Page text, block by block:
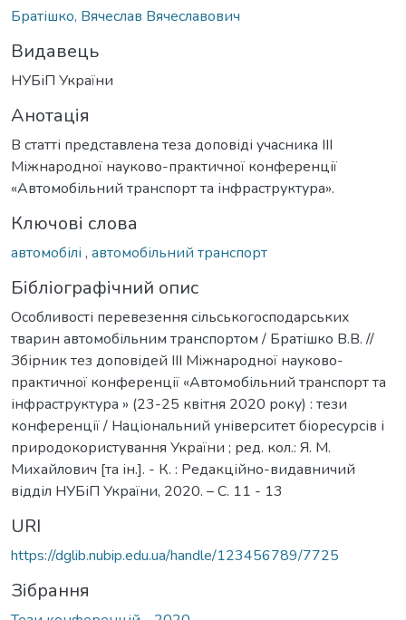
Братішко, Вячеслав Вячеславович
Видавець
НУБіП України
Анотація
В статті представлена теза доповіді учасника ІІІ
Міжнародної науково-практичної конференції
«Автомобільний транспорт та інфраструктура».
Ключові слова
автомобілі , автомобільний транспорт
Бібліографічний опис
Особливості перевезення сільськогосподарських
тварин автомобільним транспортом / Братішко В.В. //
Збірник тез доповідей ІІІ Міжнародної науково-
практичної конференції «Автомобільний транспорт та
інфраструктура » (23-25 квітня 2020 року) : тези
конференції / Національний університет біоресурсів і
природокористування України ; ред. кол.: Я. М.
Михайлович [та ін.]. - К. : Редакційно-видавничий
відділ НУБіП України, 2020. – С. 11 - 13
URI
https://dglib.nubip.edu.ua/handle/123456789/7725
Зібрання